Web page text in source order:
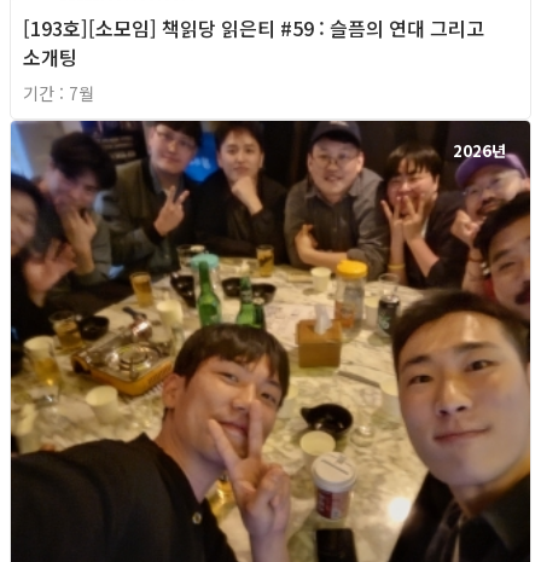
[193호][소모임] 책읽당 읽은티 #59 : 슬픔의 연대 그리고
소개팅
기간 : 7월
2026년